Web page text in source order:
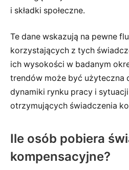
i składki społeczne.
Te dane wskazują na pewne
korzystających z tych
ich wysokości w badanym
trendów może być użyteczna
dynamiki rynku pracy i
otrzymujących świadczenia
Ile osób pobiera
kompensacyjne?